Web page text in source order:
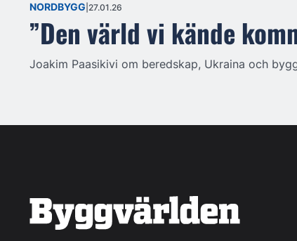
NORDBYGG 27.01.26
”Den värld vi kände
Joakim Paasikivi om beredskap, Ukraina och